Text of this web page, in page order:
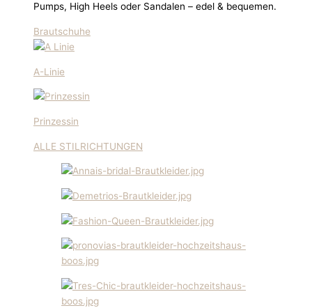
Pumps, High Heels oder Sandalen – edel & bequemen.
Brautschuhe
A-Linie
Prinzessin
ALLE STILRICHTUNGEN